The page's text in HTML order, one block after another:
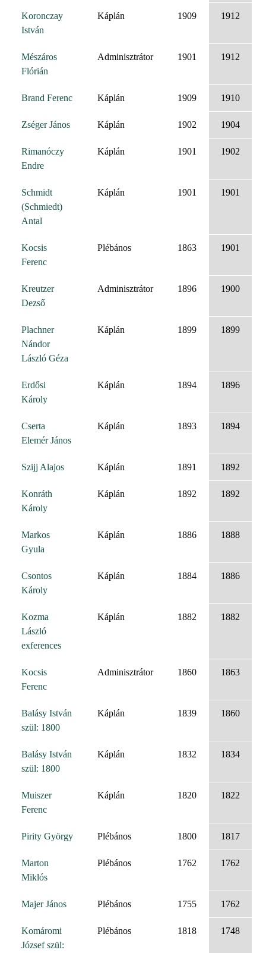
Koronczay
István
Káplán 1909 1912
Mészáros
Flórián
Adminisztrátor 1901 1912
Brand Ferenc Káplán 1909 1910
Zséger János Káplán 1902 1904
Rimanóczy
Endre
Káplán 1901 1902
Schmidt
(Schmiedt)
Antal
Káplán 1901 1901
Kocsis
Ferenc
Plébános 1863 1901
Kreutzer
Dezső
Adminisztrátor 1896 1900
Plachner
Nándor
László Géza
Káplán 1899 1899
Erdősi
Károly
Káplán 1894 1896
Cserta
Elemér János
Káplán 1893 1894
Szijj Alajos Káplán 1891 1892
Konráth
Károly
Káplán 1892 1892
Markos
Gyula
Káplán 1886 1888
Csontos
Károly
Káplán 1884 1886
Kozma
László
exferences
Káplán 1882 1882
Kocsis
Ferenc
Adminisztrátor 1860 1863
Balásy István
szül: 1800
Káplán 1839 1860
Balásy István
szül: 1800
Káplán 1832 1834
Muiszer
Ferenc
Káplán 1820 1822
Pirity György Plébános 1800 1817
Marton
Miklós
Plébános 1762 1762
Majer János Plébános 1755 1762
Komáromi
József szül:
Plébános 1818 1748